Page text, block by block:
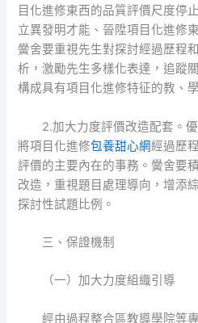
目化進修東西的品質評價尺度停
立異發明才能、晉陞項目化進修
黌舍要重視先生對探討經過歷程
析，激勵先生多樣化表達，追蹤
構成具有項目化進修特征的教、
2.加大力度評價改造配套。優
將項目化進修包養甜心網經過歷
評價的主要內在的事務。黌舍要
改造，重視題目處理導向，增添
探討性試題比例。
三、保證機制
（一）加大力度組織引導
經由過程整合區教導學院等專